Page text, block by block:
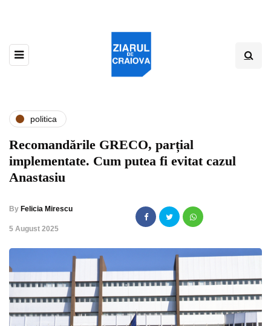
politica
Recomandările GRECO, parțial
implementate. Cum putea fi evitat cazul
Anastasiu
By Felicia Mirescu
,5 August 2025